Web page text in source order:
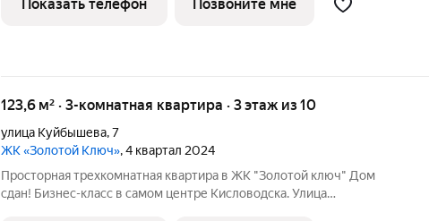
планировкой,
Показать телефон Позвоните мне
123,6 м² · 3-комнатная квартира · 3 этаж из 10
улица Куйбышева,7
ЖК «Золотой Ключ», 4 квартал 2024
Просторная трехкомнатная квартира в ЖК "Золотой ключ" Дом
сдан! Бизнес-класс в самом центре Кисловодска. Улица